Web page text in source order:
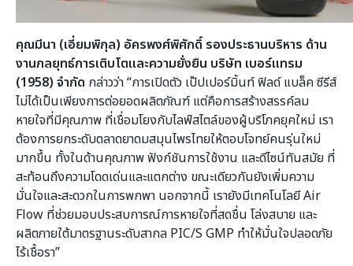
คุณมีนา (เอี่ยมพิกุล) อัครพงศ์พิศักดิ์ รองประธานบริหาร ด้าน
งานกลยุทธ์การเติบโตและความยั่งยืน บริษัท เบอร์แทรม
(1958) จำกัด กล่าวว่า “การเปิดตัว เป๊ปเปอร์มิ้นท์ ฟิลด์ แบล็ค ซีรีส์
ไม่ได้เป็นเพียงการต่อยอดผลิตภัณฑ์ แต่คือการสร้างสรรค์ลม
หายใจที่มีคุณภาพ ที่เชื่อมโยงกับไลฟ์สไตล์ของผู้บริโภคยุคใหม่ เรา
ต้องการยกระดับตลาดยาดมสมุนไพรไทยให้ตอบโจทย์คนรุ่นใหม่
มากขึ้น ทั้งในด้านคุณภาพ ฟังก์ชันการใช้งาน และดีไซน์ทันสมัย ที่
สะท้อนถึงความโดดเด่นและแตกต่าง ขณะเดียวกันยังเพิ่มความ
มั่นใจและสะดวกในการพกพา นอกจากนี้ เรายังมีเทคโนโลยี Air
Flow ที่ช่วยมอบประสบการณ์การหายใจที่สดชื่น โล่งสบาย และ
ผลิตภายใต้มาตรฐานระดับสากล PIC/S GMP ทำให้มั่นใจปลอดภัย
ไร้เชื้อรา”